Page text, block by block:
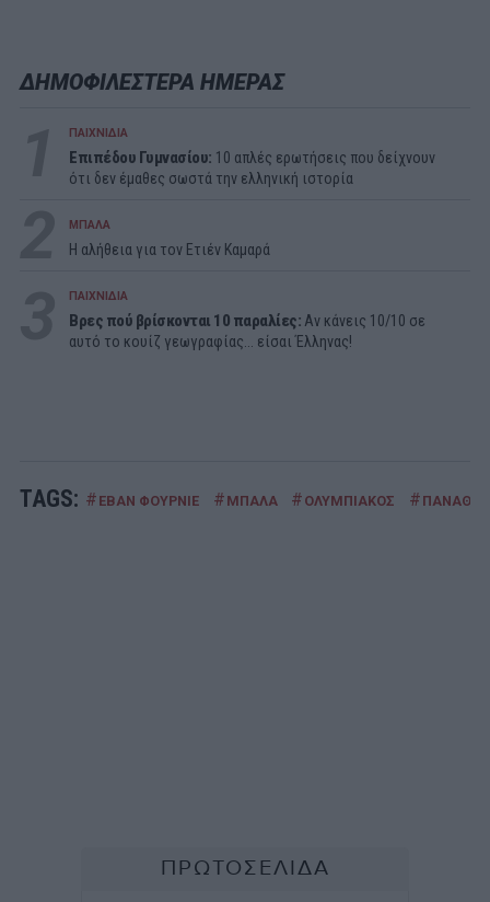
ΔΗΜΟΦΙΛΕΣΤΕΡΑ ΗΜΕΡΑΣ
ΠΑΙΧΝΙΔΙΑ
Επιπέδου Γυμνασίου: 10 απλές ερωτήσεις που δείχνουν
ότι δεν έμαθες σωστά την ελληνική ιστορία
ΜΠΑΛΑ
Η αλήθεια για τον Ετιέν Καμαρά
ΠΑΙΧΝΙΔΙΑ
Βρες πού βρίσκονται 10 παραλίες: Αν κάνεις 10/10 σε
αυτό το κουίζ γεωγραφίας... είσαι Έλληνας!
TAGS: # ΕΒΑΝ ΦΟΥΡΝΙΕ # ΜΠΑΛΑ # ΟΛΥΜΠΙΑΚΟΣ #